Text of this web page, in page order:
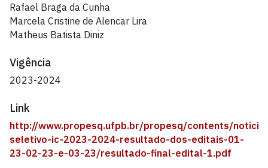
Rafael Braga da Cunha
Marcela Cristine de Alencar Lira
Matheus Batista Diniz
Vigência
2023-2024
Link
http://www.propesq.ufpb.br/propesq/contents/
seletivo-ic-2023-2024-resultado-dos-editais-01-
23-02-23-e-03-23/resultado-final-edital-1.pdf